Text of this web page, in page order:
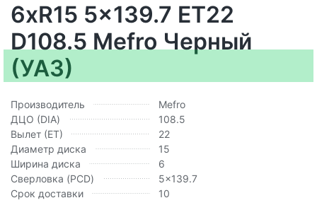
6xR15 5x139.7 ET22
D108.5 Mefro Черный
(УАЗ)
Производитель
Mefro
ДЦО (DIA)
108.5
Вылет (ЕТ)
22
Диаметр диска
15
Ширина диска
6
Сверловка (PCD)
5x139.7
Срок доставки
10